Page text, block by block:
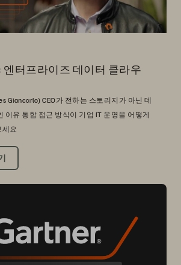
엔터프라이즈 데이터 클라우
Giancarlo) CEO가 전하는 스토리지가 아닌 데
이유 통합 접근 방식이 기업 IT 운영을 어떻게
요